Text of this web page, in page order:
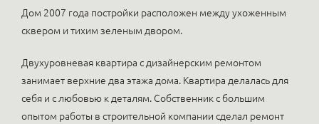
Дом 2007 года постройки расположен между ухоженным
сквером и тихим зеленым двором.
Двухуровневая квартира с дизайнерским ремонтом
занимает верхние два этажа дома. Квартира делалась для
себя и с любовью к деталям. Собственник с большим
опытом работы в строительной компании сделал ремонт